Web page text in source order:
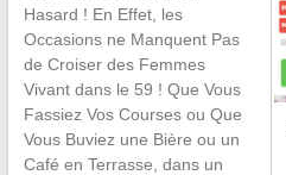
Hasard ! En Effet, les
Occasions ne Manquent Pas
de Croiser des Femmes
Vivant dans le 59 ! Que Vous
Fassiez Vos Courses ou Que
Vous Buviez une Bière ou un
Café en Terrasse, dans un